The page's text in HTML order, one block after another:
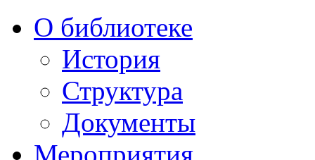
О библиотеке
История
Структура
Документы